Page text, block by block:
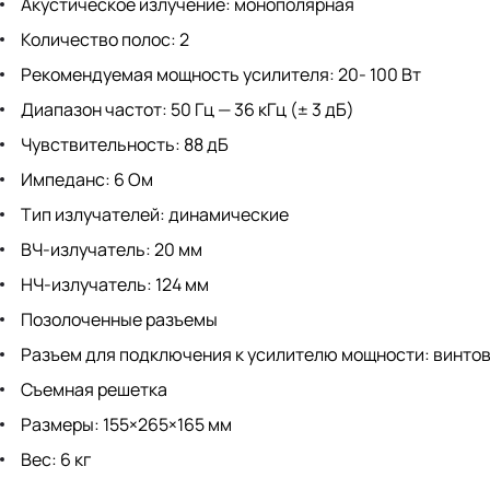
Количество полос: 2
Рекомендуемая мощность усилителя: 20- 100 Вт
Диапазон частот: 50 Гц — 36 кГц (± 3 дБ)
Чувствительность: 88 дБ
Импеданс: 6 Ом
Тип излучателей: динамические
ВЧ-излучатель: 20 мм
НЧ-излучатель: 124 мм
Позолоченные разъемы
Разъем для подключения к усилителю мощности:
Съемная решетка
Размеры: 155×265×165 мм
Вес: 6 кг